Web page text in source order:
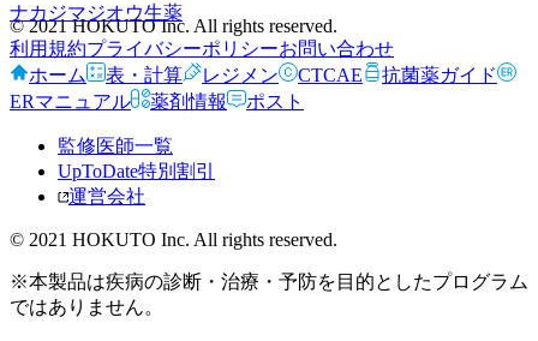
ナカジマジオウ生薬
© 2021 HOKUTO Inc. All rights reserved.
利用規約プライバシーポリシーお問い合わせ
ホーム
表・計算 レジメン CTCAE
抗菌薬ガイド
ERマニュアル
薬剤情報 ポスト
監修医師一覧
UpToDate特別割引
運営会社
© 2021 HOKUTO Inc. All rights reserved.
※本製品は疾病の診断・治療・予防を目的としたプログラム
ではありません。